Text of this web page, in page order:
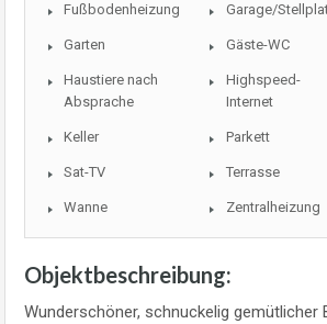
Fußbodenheizung Garage/
Garten Gäste-WC
Haustiere nach
Absprache
Highspeed-
Internet
Keller Parkett
Sat-TV Terrasse
Wanne Zentralheizung
Objektbeschreibung:
Wunderschöner, schnuckelig gemütlicher